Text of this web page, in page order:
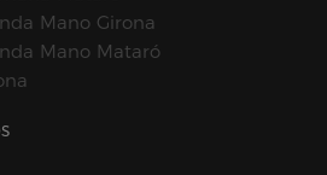
Mano Girona
Mano Mataró